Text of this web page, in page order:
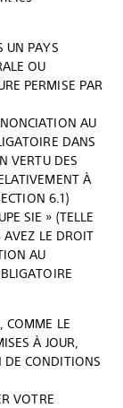
UN PAYS
OU
PERMISE PAR
AU
DANS
VERTU DES
À
6.1)
SIE » (TELLE
AVEZ LE DROIT
AU
COMME LE
À JOUR,
DE CONDITIONS
VOTRE